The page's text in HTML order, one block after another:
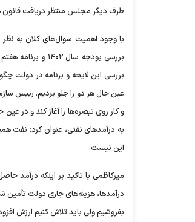
طرف دیگر مجلس منتظر دریافت قانون
با وجود اهمیت سوال‌های کلان به
بررسی بودجه
بررسی این لایحه و برنامه در دولت
و کار روی تبصره‌ها را آغاز کند و در عین
به درآمدهای نفتی، عنوان کرد: نفت
این نیست.
میرکاظمی با تاکید بر اینکه درآمد
درآمدها، هزینه‌های جاری دولت
بفروشیم ولی باید تلاش کنیم ارزش